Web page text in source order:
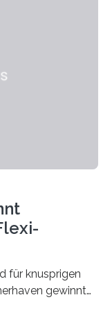
ist in
für knusprigen
gewinnt